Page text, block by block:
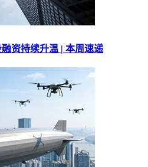
资持续升温 | 本周速递